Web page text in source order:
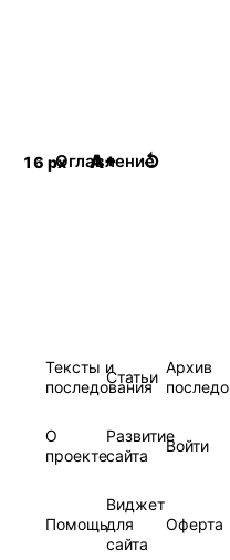
16 px A+ ↺
Оглавление
Тексты и
последования
Статьи
Архив
О
проекте
Развитие
сайта
Войти
Помощь
Виджет
для
сайта
Оферта